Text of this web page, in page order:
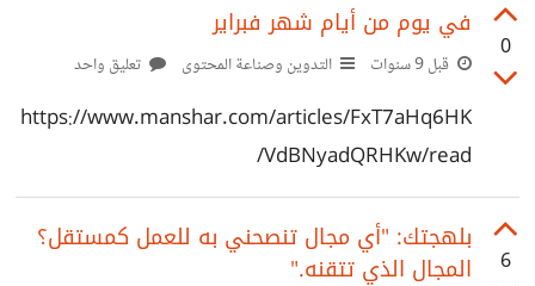
0
في يوم من أيام شهر فبراير
قبل 9 سنوات التدوين وصناعة المحتوى تعليق واحد
https://www.manshar.com/articles/FxT7aHq6HK
VdBNyadQRHKw/read/
6
بلهجتك: "أي مجال تنصحني به للعمل كمستقل؟
المجال الذي تتقنه."